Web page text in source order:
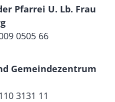
Pfarrei U. Lb. Frau
0505 66
Gemeindezentrum
3131 11